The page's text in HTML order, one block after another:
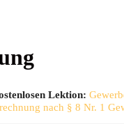
Lek­ti­on:
nach § 8 Nr. 1